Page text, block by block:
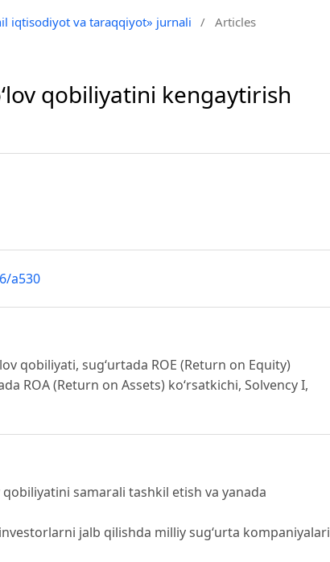
iqtisodiyot va taraqqiyot» jurnali / Articles
qobiliyatini kengaytirish
a530
qobiliyati, sug‘urtada ROE (Return on Equity)
ROA (Return on Assets) ko‘rsatkichi, Solvency I,
samarali tashkil etish va yanada
jalb qilishda milliy sug‘urta kompaniyalari